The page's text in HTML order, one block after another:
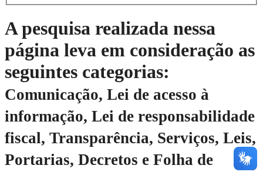
A pesquisa realizada nessa
página leva em consideração as
seguintes categorias:
Comunicação, Lei de acesso à
informação, Lei de responsabilidade
fiscal, Transparência, Serviços, Leis,
Portarias, Decretos e Folha de